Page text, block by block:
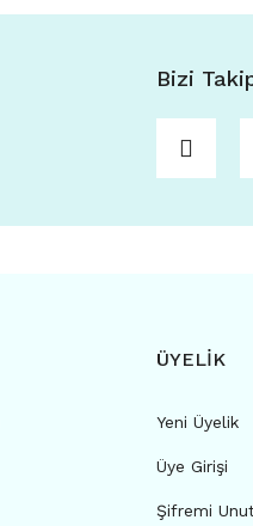
Bizi
ÜYELİK
Yeni Üyelik
Üye Girişi
Şifremi